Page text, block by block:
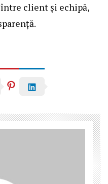
client și echipă,